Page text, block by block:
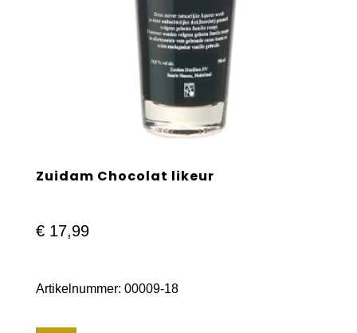
Zuidam Chocolat likeur
€17,99
Artikelnummer: 00009-18